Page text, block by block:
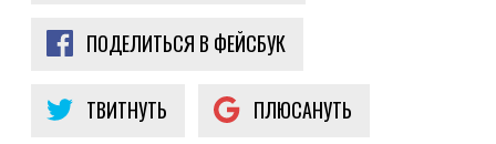
ПОДЕЛИТЬСЯ В ФЕЙСБУК
ТВИТНУТЬ ПЛЮСАНУТЬ